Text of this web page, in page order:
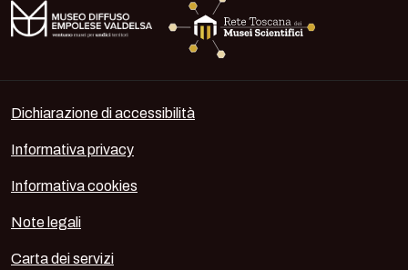
Dichiarazione di accessibilità
Informativa privacy
Informativa cookies
Note legali
Carta dei servizi